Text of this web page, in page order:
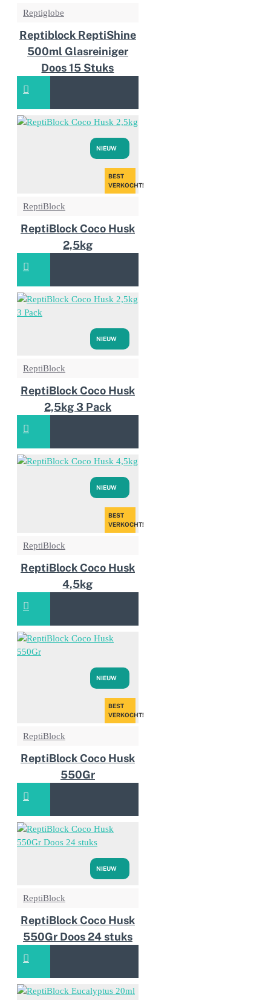
Reptiglobe
Reptiblock ReptiShine
500ml Glasreiniger
Doos 15 Stuks
NIEUW
BEST
VERKOCHT!
ReptiBlock
ReptiBlock Coco Husk
2,5kg
NIEUW
ReptiBlock
ReptiBlock Coco Husk
2,5kg 3 Pack
NIEUW
BEST
VERKOCHT!
ReptiBlock
ReptiBlock Coco Husk
4,5kg
NIEUW
BEST
VERKOCHT!
ReptiBlock
ReptiBlock Coco Husk
550Gr
NIEUW
ReptiBlock
ReptiBlock Coco Husk
550Gr Doos 24 stuks